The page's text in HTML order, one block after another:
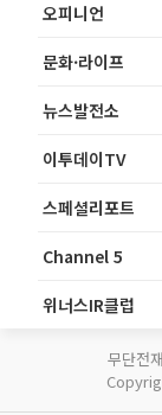
오피니언
문화·라이프
뉴스발전소
이투데이TV
스페셜리포트
Channel 5
위너스IR클럽
무단전